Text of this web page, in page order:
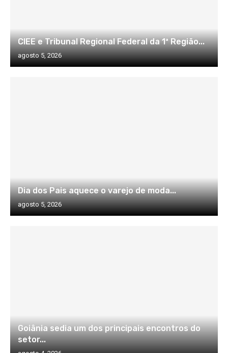
CIEE e Tribunal Regional Federal da 1ª Região...
agosto 5, 2026
Dia dos Pais aquece o varejo de moda...
agosto 5, 2026
Goiânia sedia um dos principais encontros do
setor...